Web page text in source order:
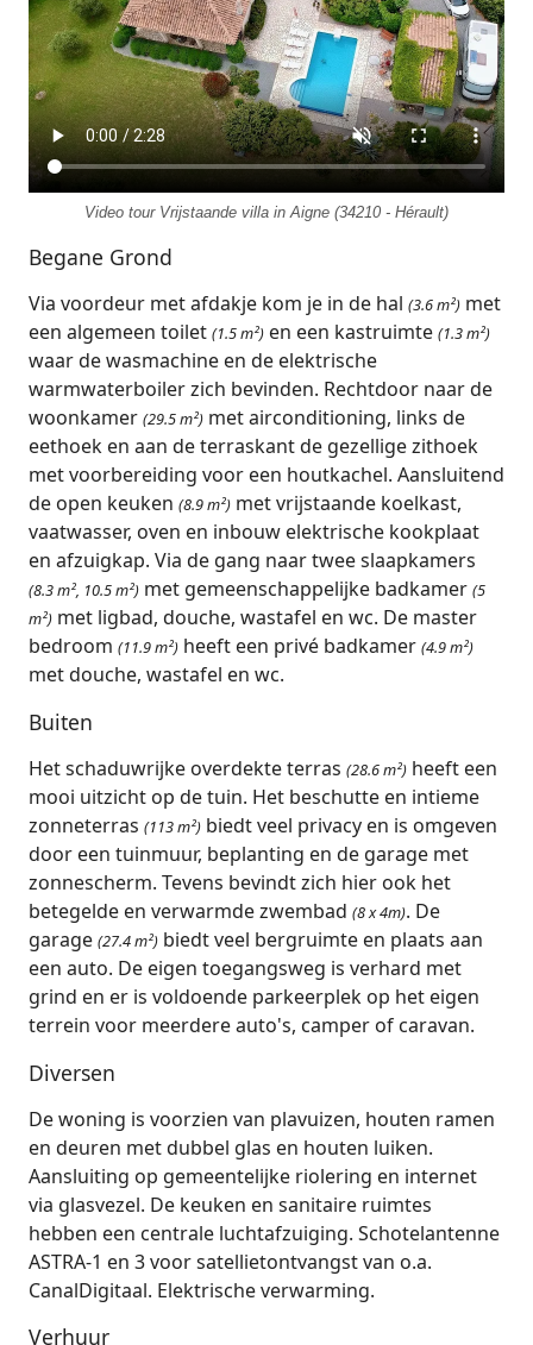
Video tour Vrijstaande villa in Aigne (34210 - Hérault)
Begane Grond
Via voordeur met afdakje kom je in de hal (3.6 m²) met
een algemeen toilet (1.5 m²) en een kastruimte (1.3 m²)
waar de wasmachine en de elektrische
warmwaterboiler zich bevinden. Rechtdoor naar de
woonkamer (29.5 m²) met airconditioning, links de
eethoek en aan de terraskant de gezellige zithoek
met voorbereiding voor een houtkachel. Aansluitend
de open keuken (8.9 m²) met vrijstaande koelkast,
vaatwasser, oven en inbouw elektrische kookplaat
en afzuigkap. Via de gang naar twee slaapkamers
(8.3 m², 10.5 m²) met gemeenschappelijke badkamer (5
m²) met ligbad, douche, wastafel en wc. De master
bedroom (11.9 m²) heeft een privé badkamer (4.9 m²)
met douche, wastafel en wc.
Buiten
Het schaduwrijke overdekte terras (28.6 m²) heeft een
mooi uitzicht op de tuin. Het beschutte en intieme
zonneterras (113 m²) biedt veel privacy en is omgeven
door een tuinmuur, beplanting en de garage met
zonnescherm. Tevens bevindt zich hier ook het
betegelde en verwarmde zwembad (8 x 4m). De
garage (27.4 m²) biedt veel bergruimte en plaats aan
een auto. De eigen toegangsweg is verhard met
grind en er is voldoende parkeerplek op het eigen
terrein voor meerdere auto's, camper of caravan.
Diversen
De woning is voorzien van plavuizen, houten ramen
en deuren met dubbel glas en houten luiken.
Aansluiting op gemeentelijke riolering en internet
via glasvezel. De keuken en sanitaire ruimtes
hebben een centrale luchtafzuiging. Schotelantenne
ASTRA-1 en 3 voor satellietontvangst van o.a.
CanalDigitaal. Elektrische verwarming.
Verhuur